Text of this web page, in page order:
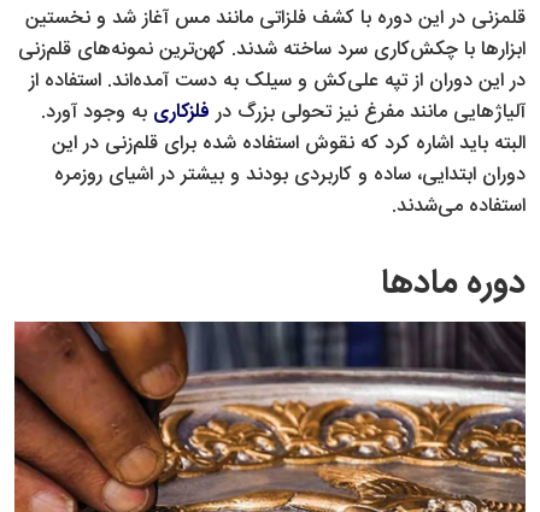
قلمزنی در این دوره با کشف فلزاتی مانند مس آغاز شد و نخستین
ابزارها با چکش‌کاری سرد ساخته شدند. کهن‌ترین نمونه‌های قلم‌زنی
در این دوران از تپه علی‌کش و سیلک به دست آمده‌اند. استفاده از
آلیاژهایی مانند مفرغ نیز تحولی بزرگ درفلزکاری به وجود آورد.
البته باید اشاره کرد که نقوش استفاده شده برای قلم‌زنی در این
دوران ابتدایی، ساده و کاربردی بودند و بیشتر در اشیای روزمره
استفاده می‌شدند.
دوره مادها